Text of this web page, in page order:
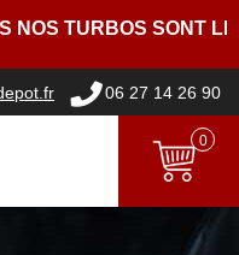
TURBOS SONT LIVRES
06 27 14 26 90
0